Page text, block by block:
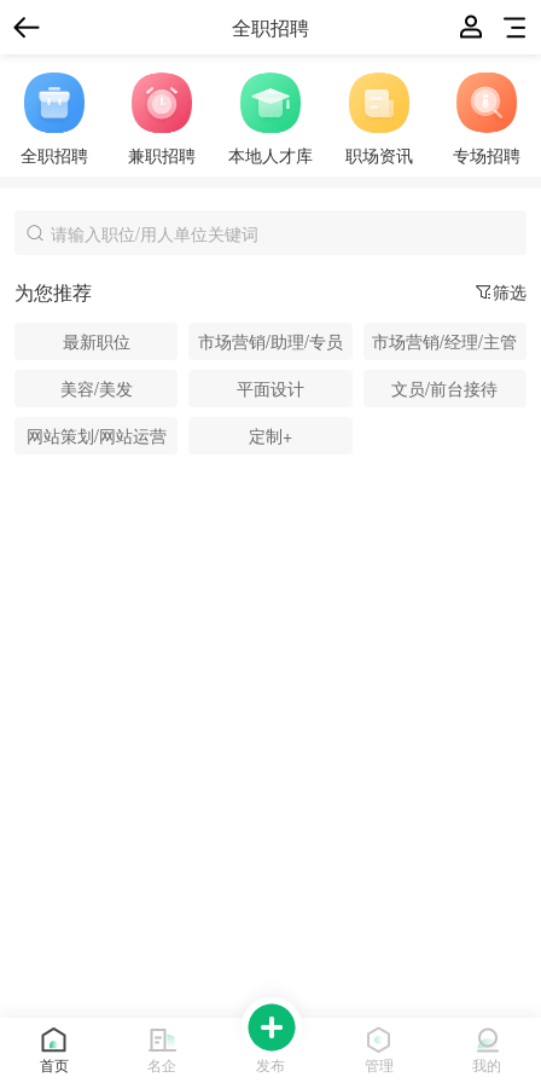
全职招聘
全职招聘 兼职招聘 本地人才库 职场资讯 专场招聘
筛选
为您推荐
最新职位 市场营销/助理/专员
市场营销/经理/主管
美容/美发
平面设计
文员/前台接待
网站策划/网站运营
定制+
首页 名企 发布 管理 我的